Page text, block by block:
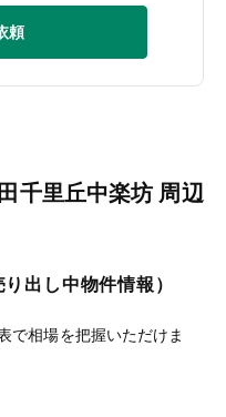
頼
千里丘中楽坊 周辺
出し中物件情報）
で相場を把握いただけま